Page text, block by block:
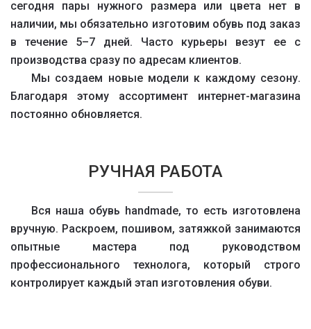
сегодня пары нужного размера или цвета нет в
наличии, мы обязательно изготовим обувь под заказ
в течение 5–7 дней. Часто курьеры везут ее с
производства сразу по адресам клиентов.
Мы создаем новые модели к каждому сезону.
Благодаря этому ассортимент интернет-магазина
постоянно обновляется.
РУЧНАЯ РАБОТА
Вся наша обувь handmade, то есть изготовлена
вручную. Раскроем, пошивом, затяжкой занимаются
опытные мастера под руководством
профессионального технолога, который строго
контролирует каждый этап изготовления обуви.